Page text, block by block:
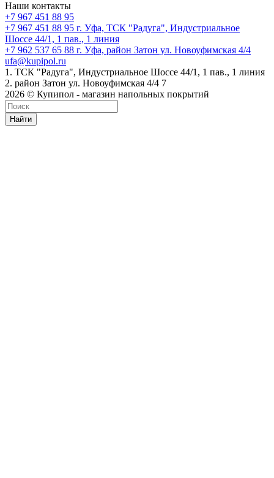
Наши контакты
+7 967 451 88 95
+7 967 451 88 95 г. Уфа, ТСК "Радуга", Индустриальное
Шоссе 44/1, 1 пав., 1 линия
+7 962 537 65 88 г. Уфа, район Затон ул. Новоуфимская 4/4
ufa@kupipol.ru
1. ТСК "Радуга", Индустриальное Шоссе 44/1, 1 пав., 1 линия
2. район Затон ул. Новоуфимская 4/4 7
2026 © Купипол - магазин напольных покрытий
Найти